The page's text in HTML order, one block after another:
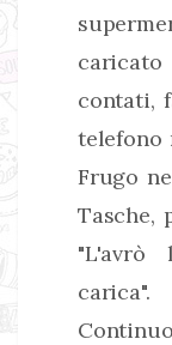
contati,
telefono
Frugo
Tasche,
"L'avrò
carica".